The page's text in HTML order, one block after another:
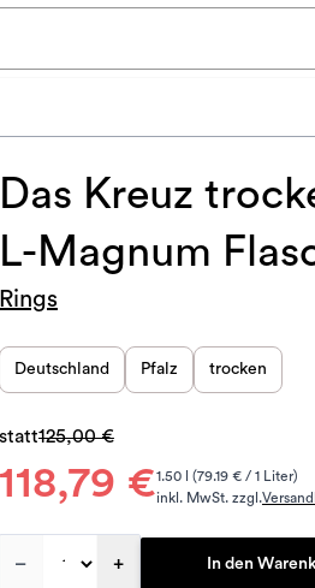
Das Kreuz
L-Magnum
Rings
Deutschland Pfalz trocken
118,79 €
statt125,00 €
1.50 l (79.19 € / 1 Liter)
inkl. MwSt. zzgl.
– + In den